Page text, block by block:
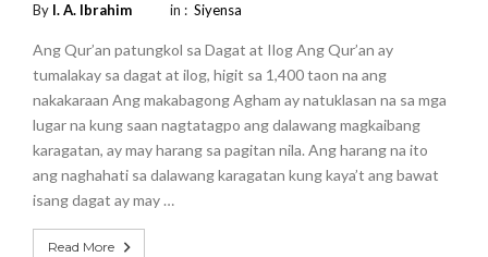
By I. A. Ibrahim in : Siyensa
Ang Qur’an patungkol sa Dagat at Ilog Ang Qur’an ay
tumalakay sa dagat at ilog, higit sa 1,400 taon na ang
nakakaraan Ang makabagong Agham ay natuklasan na sa mga
lugar na kung saan nagtatagpo ang dalawang magkaibang
karagatan, ay may harang sa pagitan nila. Ang harang na ito
ang naghahati sa dalawang karagatan kung kaya’t ang bawat
isang dagat ay may …
Read More